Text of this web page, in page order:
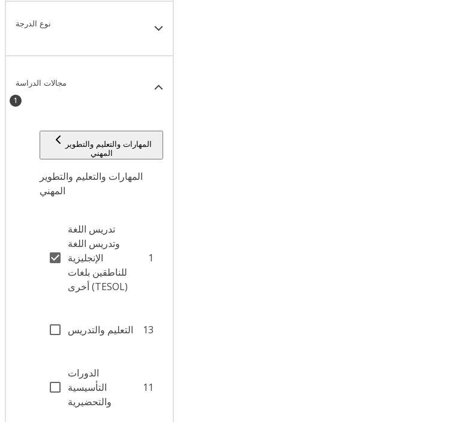
نوع الدرجة
مجالات الدراسة
1
المهارات والتعليم والتطوير
المهني
المهارات والتعليم والتطوير
المهني
تدريس اللغة
وتدريس اللغة
الإنجليزية
للناطقين بلغات
أخرى (TESOL)
1
التعليم والتدريس 13
الدورات
التأسيسية
والتحضيرية
11